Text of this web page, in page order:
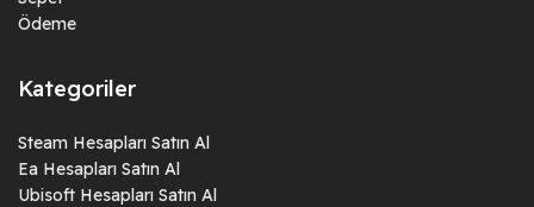
Ödeme
Kategoriler
Steam Hesapları Satın Al
Ea Hesapları Satın Al
Ubisoft Hesapları Satın Al